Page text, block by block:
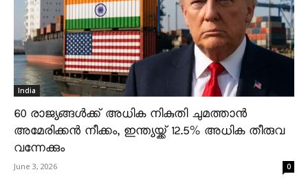
India
60 രാജ്യങ്ങൾക്ക് അധിക നികുതി ചുമത്താൻ
അമേരിക്കൻ നീക്കം, ഇന്ത്യയ്ക്ക് 12.5% അധിക തീരുവ
വന്നേക്കും
June 3, 2026 0